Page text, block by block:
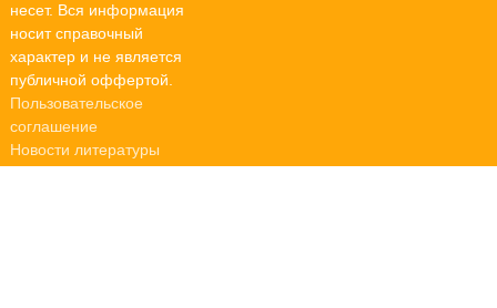
несет. Вся информация
носит справочный
характер и не является
публичной оффертой.
Пользовательское
соглашение
Новости литературы